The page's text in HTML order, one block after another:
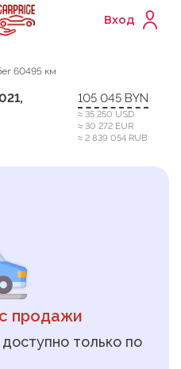
Вход
60495 км
105 045 BYN
≈ 35 250 USD
≈ 30 272 EUR
≈ 2 839 054 RUB
продажи
только по